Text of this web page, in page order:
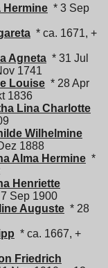
Hermine * 3 Sep
* ca. 1671, +
Agneta * 31 Jul
1741
Louise * 28 Apr
1836
Lina Charlotte
Wilhelmine
1888
Alma Hermine *
Henriette
Sep 1900
Auguste * 28
* ca. 1667, +
Friedrich